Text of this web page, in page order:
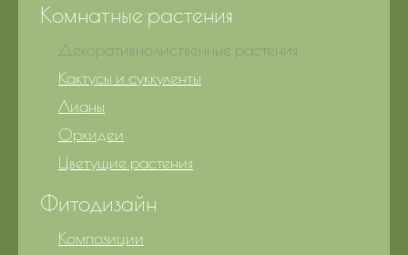
Комнатные растения
Декоративнолиственные растения
Кактусы и суккуленты
Лианы
Орхидеи
Цветущие растения
Фитодизайн
Композиции